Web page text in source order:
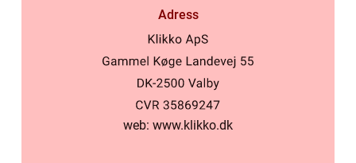
Adress
web: www.klikko.dk